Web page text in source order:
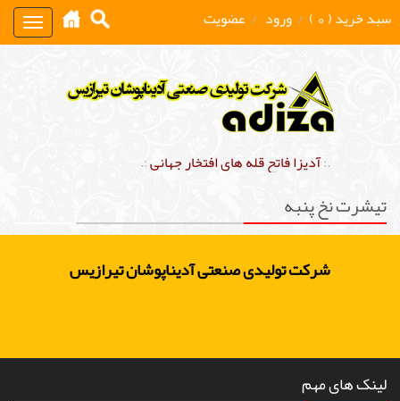
سبد خرید ( 0 ) / ورود / عضویت
.:آدیزا فاتح قله های افتخار جهانی:.
تیشرت نخ پنبه
شرکت تولیدی صنعتی آدیناپوشان تیرازیس
لینک های مهم